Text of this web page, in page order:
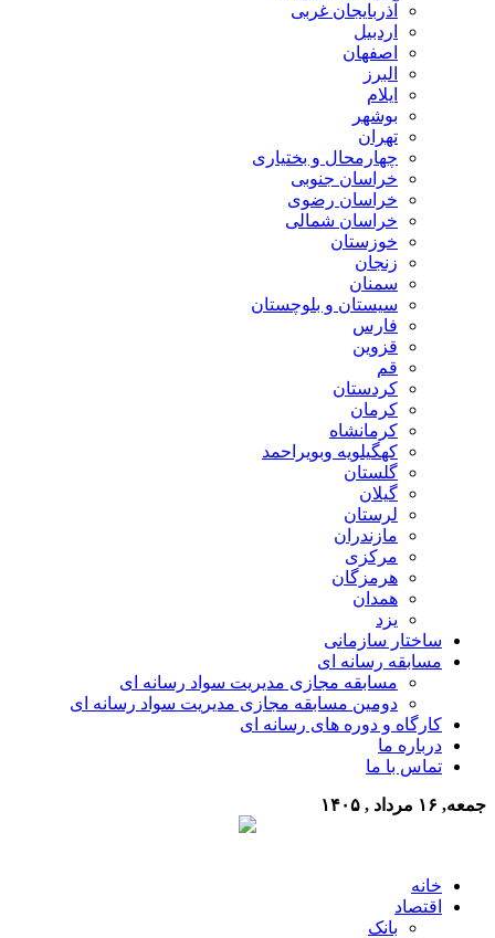
آذربایجان غربی
اردبیل
اصفهان
البرز
ایلام
بوشهر
تهران
چهارمحال و بختیاری
خراسان جنوبی
خراسان رضوی
خراسان شمالی
خوزستان
زنجان
سمنان
سیستان و بلوچستان
فارس
قزوین
قم
کردستان
کرمان
کرمانشاه
کهگیلویه وبویراحمد
گلستان
گیلان
لرستان
مازندران
مرکزی
هرمزگان
همدان
یزد
ساختار سازمانی
مسابقه رسانه ای
مسابقه مجازی مدیریت سواد رسانه ای
دومین مسابقه مجازی مدیریت سواد رسانه ای
کارگاه و دوره های رسانه ای
درباره ما
تماس با ما
جمعه, ۱۶ مرداد , ۱۴۰۵
خانه
اقتصاد
بانک